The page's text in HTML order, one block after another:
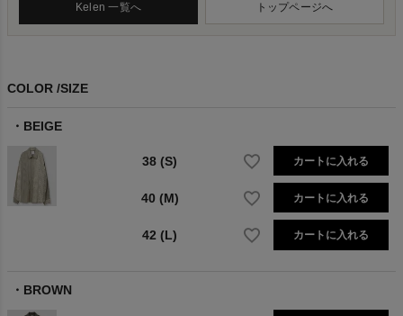
Kelen 一覧へ トップページへ
COLOR SIZE
BEIGE
38 (S) カートに入れる
40 (M) カートに入れる
42 (L) カートに入れる
BROWN